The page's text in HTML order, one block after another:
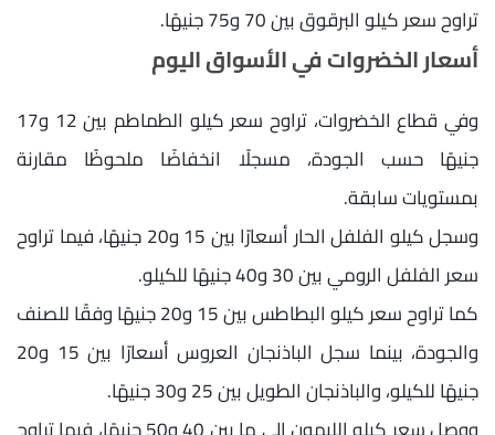
تراوح سعر كيلو البرقوق بين 70 و75 جنيهًا.
أسعار الخضروات في الأسواق اليوم
وفي قطاع الخضروات، تراوح سعر كيلو الطماطم بين 12 و17
جنيهًا حسب الجودة، مسجلًا انخفاضًا ملحوظًا مقارنة
بمستويات سابقة.
وسجل كيلو الفلفل الحار أسعارًا بين 15 و20 جنيهًا، فيما تراوح
سعر الفلفل الرومي بين 30 و40 جنيهًا للكيلو.
كما تراوح سعر كيلو البطاطس بين 15 و20 جنيهًا وفقًا للصنف
والجودة، بينما سجل الباذنجان العروس أسعارًا بين 15 و20
جنيهًا للكيلو، والباذنجان الطويل بين 25 و30 جنيهًا.